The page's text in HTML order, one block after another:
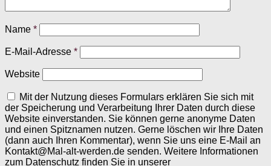
Name *
E-Mail-Adresse *
Website
Mit der Nutzung dieses Formulars erklären Sie sich mit
der Speicherung und Verarbeitung Ihrer Daten durch diese
Website einverstanden. Sie können gerne anonyme Daten
und einen Spitznamen nutzen. Gerne löschen wir Ihre Daten
(dann auch Ihren Kommentar), wenn Sie uns eine E-Mail an
Kontakt@Mal-alt-werden.de senden. Weitere Informationen
zum Datenschutz finden Sie in unserer